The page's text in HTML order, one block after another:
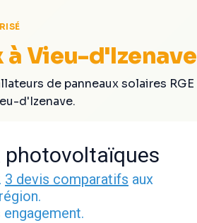
Vieu-d'Izenave
de panneaux solaires RGE
d'Izenave.
photovoltaïques
3 devis comparatifs aux